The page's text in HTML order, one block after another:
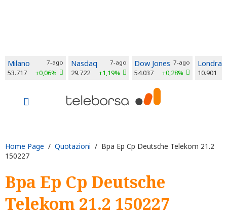
Milano 7-ago
53.717 +0,06%
Nasdaq 7-ago
29.722 +1,19%
Dow Jones 7-ago
54.037 +0,28%
Londra
10.901
Home Page / Quotazioni / Bpa Ep Cp Deutsche Telekom 21.2
150227
Bpa Ep Cp Deutsche
Telekom 21.2 150227